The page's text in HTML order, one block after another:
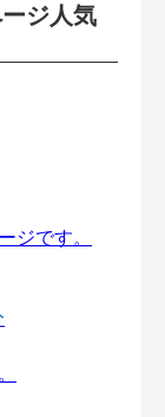
ジ人気